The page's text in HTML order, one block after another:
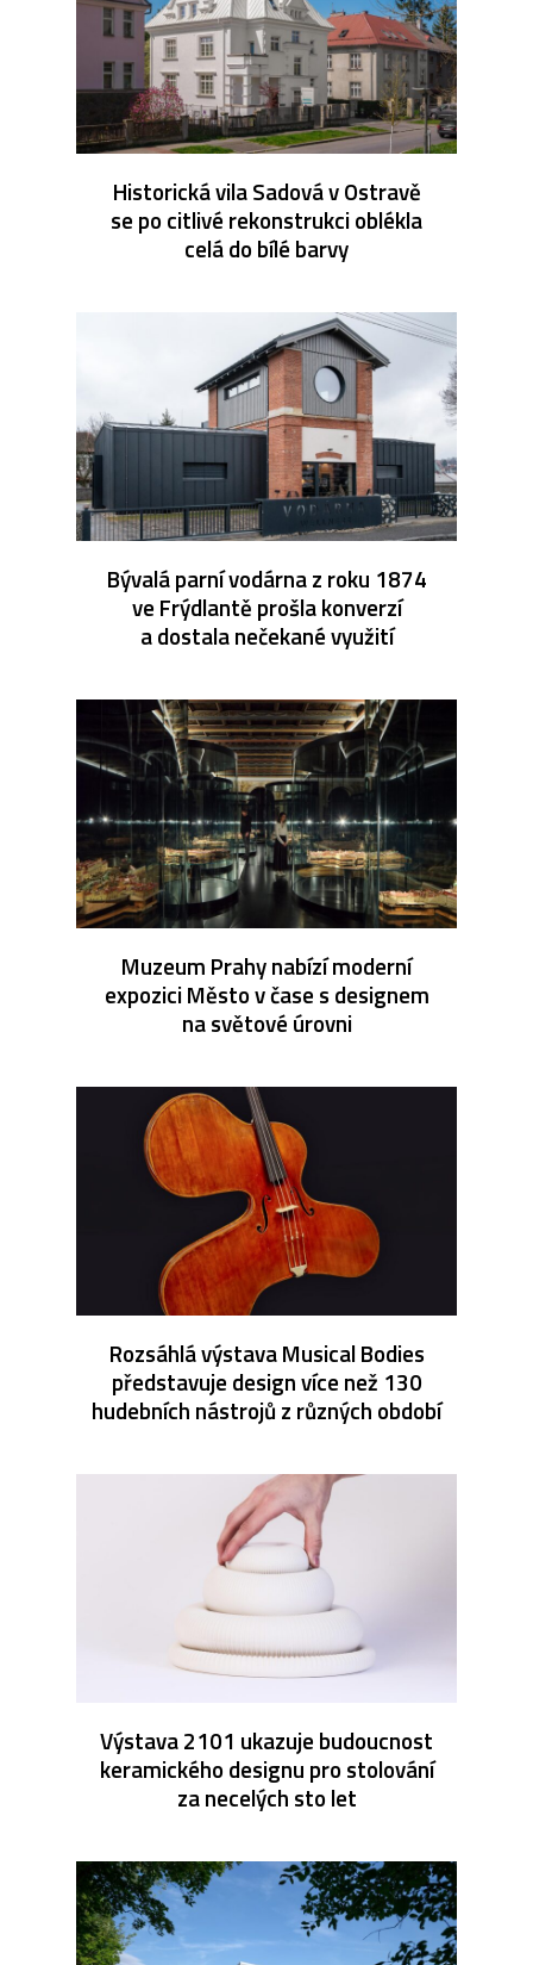
Historická vila Sadová v Ostravě
se po citlivé rekonstrukci oblékla
celá do bílé barvy
Bývalá parní vodárna z roku 1874
ve Frýdlantě prošla konverzí
a dostala nečekané využití
Muzeum Prahy nabízí moderní
expozici Město v čase s designem
na světové úrovni
Rozsáhlá výstava Musical Bodies
představuje design více než 130
hudebních nástrojů z různých období
Výstava 2101 ukazuje budoucnost
keramického designu pro stolování
za necelých sto let